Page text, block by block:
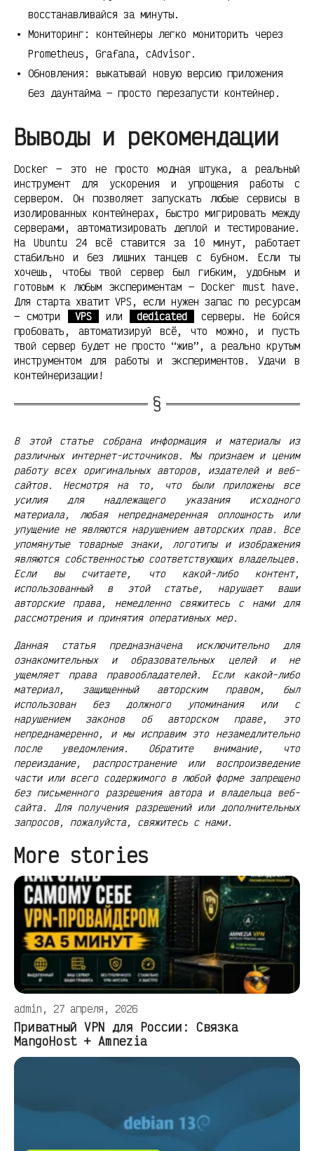
восстанавливайся за минуты.
Мониторинг: контейнеры легко мониторить через
Prometheus, Grafana, cAdvisor.
Обновления: выкатывай новую версию приложения
без даунтайма — просто перезапусти контейнер.
Выводы и рекомендации
Docker — это не просто модная штука, а реальный
инструмент для ускорения и упрощения работы с
сервером. Он позволяет запускать любые сервисы в
изолированных контейнерах, быстро мигрировать между
серверами, автоматизировать деплой и тестирование.
На Ubuntu 24 всё ставится за 10 минут, работает
стабильно и без лишних танцев с бубном. Если ты
хочешь, чтобы твой сервер был гибким, удобным и
готовым к любым экспериментам — Docker must have.
Для старта хватит VPS, если нужен запас по ресурсам
— смотри
VPS или dedicated
серверы. Не бойся
пробовать, автоматизируй всё, что можно, и пусть
твой сервер будет не просто “жив”, а реально крутым
инструментом для работы и экспериментов. Удачи в
контейнеризации!
В этой статье собрана информация и материалы из
различных интернет-источников. Мы признаем и ценим
работу всех оригинальных авторов, издателей и веб-
сайтов. Несмотря на то, что были приложены все
усилия для надлежащего указания исходного
материала, любая непреднамеренная оплошность или
упущение не являются нарушением авторских прав. Все
упомянутые товарные знаки, логотипы и изображения
являются собственностью соответствующих владельцев.
Если вы считаете, что какой-либо контент,
использованный в этой статье, нарушает ваши
авторские права, немедленно свяжитесь с нами для
рассмотрения и принятия оперативных мер.
Данная статья предназначена исключительно для
ознакомительных и образовательных целей и не
ущемляет права правообладателей. Если какой-либо
материал, защищенный авторским правом, был
использован без должного упоминания или с
нарушением законов об авторском праве, это
непреднамеренно, и мы исправим это незамедлительно
после уведомления. Обратите внимание, что
переиздание, распространение или воспроизведение
части или всего содержимого в любой форме запрещено
без письменного разрешения автора и владельца веб-
сайта. Для получения разрешений или дополнительных
запросов, пожалуйста, свяжитесь с нами.
More stories
admin, 27 апреля, 2026
Приватный VPN для России: Связка
MangoHost + Amnezia